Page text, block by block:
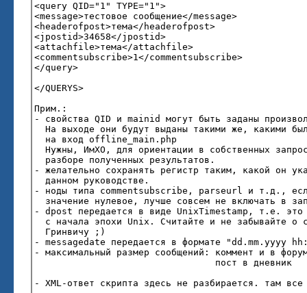
<query QID="1" TYPE="1">
<message>тестовое сообщение</message>
<headerofpost>тема</headerofpost>
<jpostid>34658</jpostid>
<attachfile>тема</attachfile>
<commentsubscribe>1</commentsubscribe>
</query>
</QUERYS>
Прим.:
- свойства QID и mainid могут быть заданы
На выходе они будут выданы такими же, какими
на вход offline_main.php
Нужны, ИмХО, для ориентации в собственных
разборе полученных результатов.
- желательно сохранять регистр таким, какой он
данном руководстве.
- ноды типа commentsubscribe, parseurl и т.д.,
значение нулевое, лучше совсем не включать в
- dpost передается в виде UnixTimestamp, т.е. это
с начала эпохи Unix. Считайте и не забывайте о
Гринвичу ;)
- messagedate передается в формате "dd.mm.yyyy
- максимальный размер сообщений: коммент и в
пост в дневник - 50
- XML-ответ скрипта здесь не разбирается. там